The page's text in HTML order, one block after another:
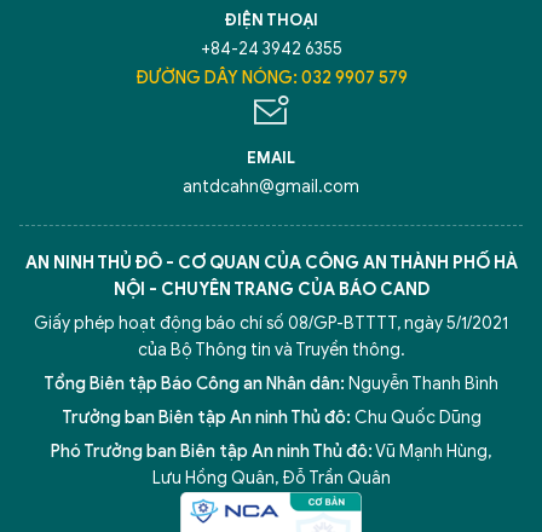
ĐIỆN THOẠI
+84-24 3942 6355
ĐƯỜNG DÂY NÓNG: 032 9907 579
EMAIL
antdcahn@gmail.com
AN NINH THỦ ĐÔ - CƠ QUAN CỦA CÔNG AN THÀNH PHỐ HÀ
NỘI - CHUYÊN TRANG CỦA BÁO CAND
Giấy phép hoạt động báo chí số 08/GP-BTTTT, ngày 5/1/2021
của Bộ Thông tin và Truyền thông.
Tổng Biên tập Báo Công an Nhân dân: Nguyễn Thanh Bình
Trưởng ban Biên tập An ninh Thủ đô: Chu Quốc Dũng
Phó Trưởng ban Biên tập An ninh Thủ đô:Vũ Mạnh Hùng,
Lưu Hồng Quân, Đỗ Trần Quân